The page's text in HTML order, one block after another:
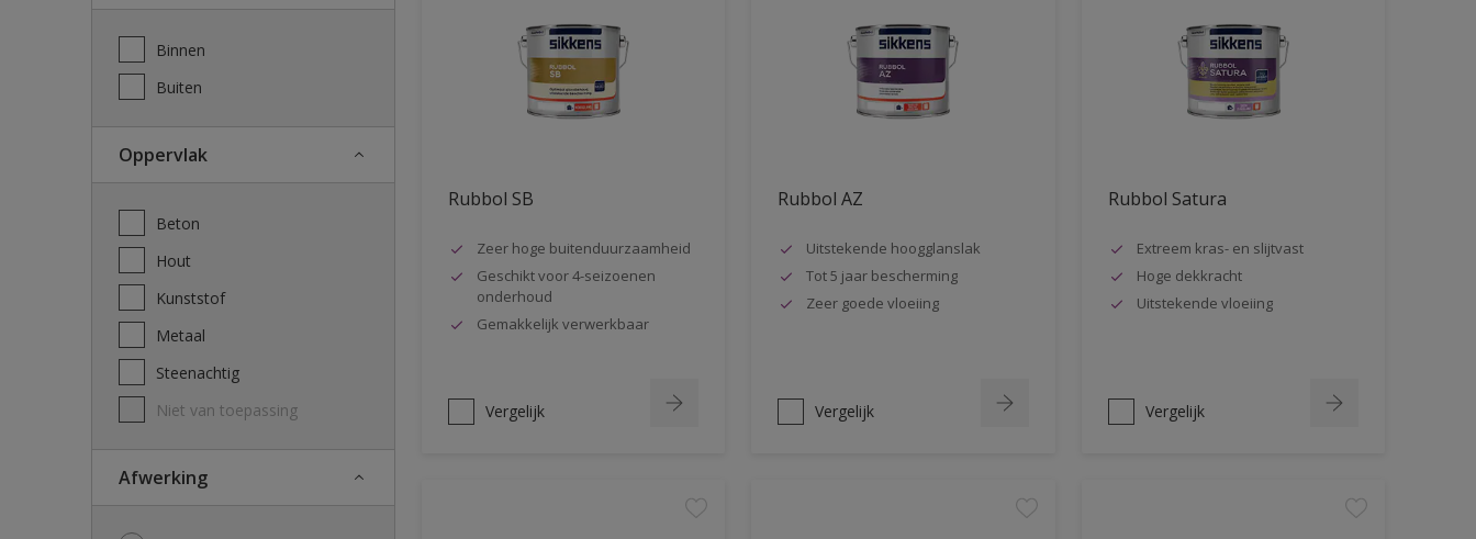
Binnen
Buiten
Oppervlak
Beton
Hout
Kunststof
Metaal
Steenachtig
Niet van toepassing
Afwerking
Rubbol SB
Zeer hoge buitenduurzaamheid
Geschikt voor 4-seizoenen
onderhoud
Gemakkelijk verwerkbaar
Vergelijk
Rubbol AZ
Uitstekende hoogglanslak
Tot 5 jaar bescherming
Zeer goede vloeiing
Vergelijk
Rubbol Satura
Extreem kras- en slijtvast
Hoge dekkracht
Uitstekende vloeiing
Vergelijk